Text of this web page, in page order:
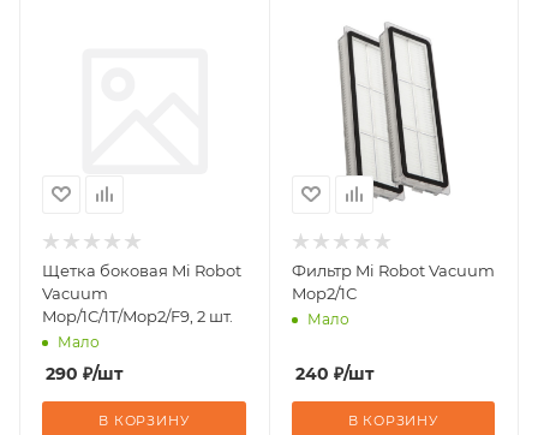
Щетка боковая Mi Robot
Vacuum
Mop/1C/1T/Mop2/F9, 2 шт.
Мало
290 ₽/шт
В КОРЗИНУ
Фильтр Mi Robot Vacuum
Mop2/1С
Мало
240 ₽/шт
В КОРЗИНУ